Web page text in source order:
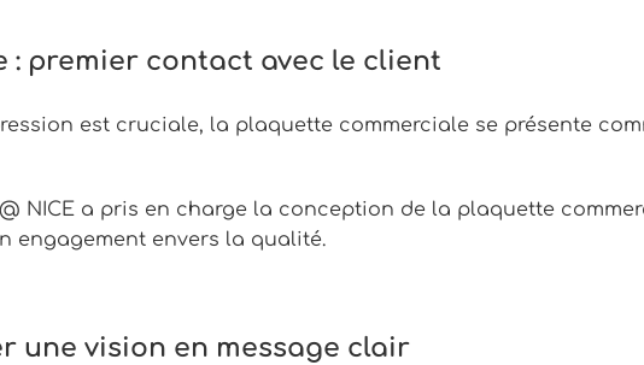
: premier contact avec le client
est cruciale, la plaquette commerciale se présente
NICE a pris en charge la conception de la plaquette
engagement envers la qualité.
une vision en message clair